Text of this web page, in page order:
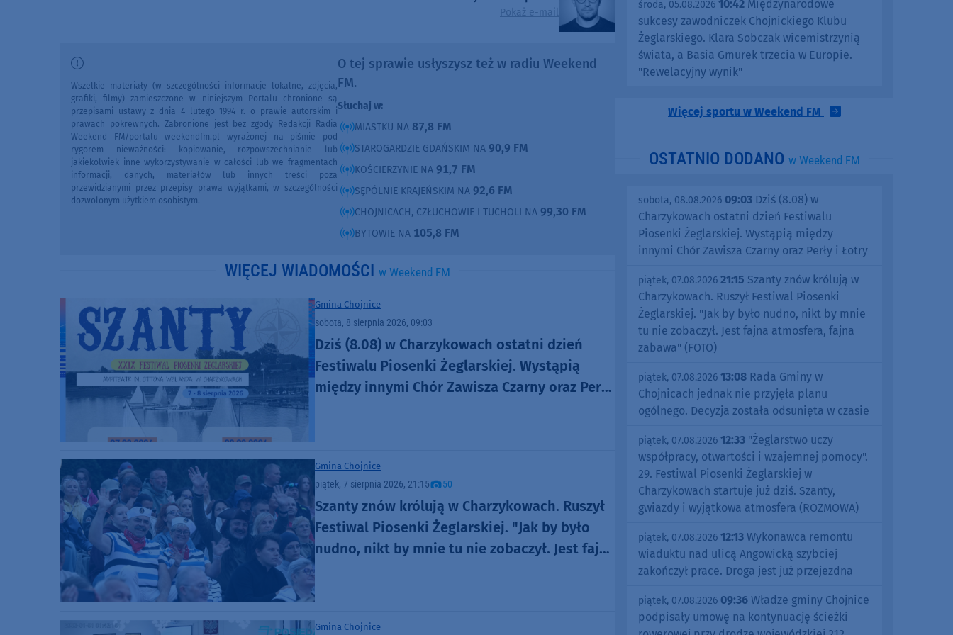
Pokaż e-mail
O tej sprawie usłyszysz też w radiu Weekend
FM.
Słuchaj w:
MIASTKU NA 87,8 FM
STAROGARDZIE GDAŃSKIM NA 90,9 FM
KOŚCIERZYNIE NA 91,7 FM
SĘPÓLNIE KRAJEŃSKIM NA 92,6 FM
CHOJNICACH, CZŁUCHOWIE I TUCHOLI NA 99,30 FM
BYTOWIE NA 105,8 FM
Wszelkie materiały (w szczególności informacje lokalne, zdjęcia,
grafiki, filmy) zamieszczone w niniejszym Portalu chronione są
przepisami ustawy z dnia 4 lutego 1994 r. o prawie autorskim i
prawach pokrewnych. Zabronione jest bez zgody Redakcji Radia
Weekend FM/portalu weekendfm.pl wyrażonej na piśmie pod
rygorem nieważności: kopiowanie, rozpowszechnianie lub
jakiekolwiek inne wykorzystywanie w całości lub we fragmentach
informacji, danych, materiałów lub innych treści poza
przewidzianymi przez przepisy prawa wyjątkami, w szczególności
dozwolonym użytkiem osobistym.
WIĘCEJ WIADOMOŚCI w Weekend FM
Gmina Chojnice
sobota, 8 sierpnia 2026, 09:03
Dziś (8.08) w Charzykowach ostatni dzień
Festiwalu Piosenki Żeglarskiej. Wystąpią
między innymi Chór Zawisza Czarny oraz Perły
Gmina Chojnice
piątek, 7 sierpnia 2026, 21:15 50
Szanty znów królują w Charzykowach. Ruszył
Festiwal Piosenki Żeglarskiej. "Jak by było
nudno, nikt by mnie tu nie zobaczył. Jest fajna
Gmina Chojnice
środa, 05.08.2026 10:42 Międzynarodowe
sukcesy zawodniczek Chojnickiego Klubu
Żeglarskiego. Klara Sobczak wicemistrzynią
świata, a Basia Gmurek trzecia w Europie.
"Rewelacyjny wynik"
Więcej sportu w Weekend FM
OSTATNIO DODANO w Weekend FM
sobota, 08.08.2026 09:03 Dziś (8.08) w
Charzykowach ostatni dzień Festiwalu
Piosenki Żeglarskiej. Wystąpią między
innymi Chór Zawisza Czarny oraz Perły i Łotry
piątek, 07.08.2026 21:15 Szanty znów królują w
Charzykowach. Ruszył Festiwal Piosenki
Żeglarskiej. "Jak by było nudno, nikt by mnie
tu nie zobaczył. Jest fajna atmosfera, fajna
zabawa" (FOTO)
piątek, 07.08.2026 13:08 Rada Gminy w
Chojnicach jednak nie przyjęła planu
ogólnego. Decyzja została odsunięta w czasie
piątek, 07.08.2026 12:33 "Żeglarstwo uczy
współpracy, otwartości i wzajemnej pomocy".
29. Festiwal Piosenki Żeglarskiej w
Charzykowach startuje już dziś. Szanty,
gwiazdy i wyjątkowa atmosfera (ROZMOWA)
piątek, 07.08.2026 12:13 Wykonawca remontu
wiaduktu nad ulicą Angowicką szybciej
zakończył prace. Droga jest już przejezdna
piątek, 07.08.2026 09:36 Władze gminy Chojnice
podpisały umowę na kontynuację ścieżki